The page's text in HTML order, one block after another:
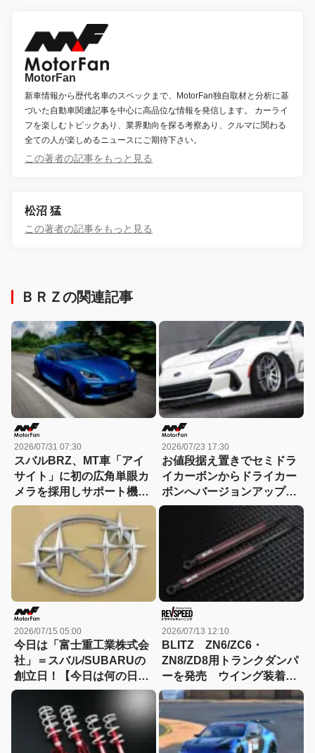
MotorFan
新車情報から歴代名車のスペックまで、MotorFan独自取材と分析に基
づいた自動車関連記事を中心に高品位な情報を発信します。 カーライ
フを楽しむトピックあり、業界動向を探る考察あり、クルマに関わる
全ての人が楽しめるニュースにご期待下さい。
この著者の記事をもっと見る
松沼 猛
この著者の記事をもっと見る
ＢＲＺの関連記事
2026/07/31 07:30
スバルBRZ、MT車「アイ
サイト」に初の広角単眼カ
メラを採用しサポート機能
を強化！一部改良
2026/07/23 17:30
お値段据え置きでセミドラ
イカーボンからドライカー
ボンへバージョンアップ！
「Compressive Tuning」
のカスタムパーツ
2026/07/15 05:00
今日は「富士重工業株式会
社」＝スバル/SUBARUの
創立日！【今日は何の日？
7月15日】
2026/07/13 12:10
BLITZ ZN6/ZC6・
ZN8/ZD8用トランクダンパ
ーを発売 ウイング装着車
にも対応